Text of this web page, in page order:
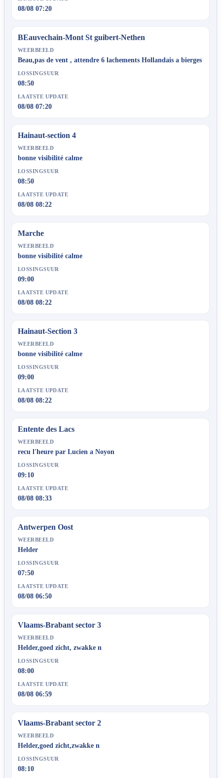
08/08 07:20
BEauvechain-Mont St guibert-Nethen
WEERBEELD
Beau,pas de vent , attendre 6 lachements Hollandais a bierges
LOSSINGSUUR
08:50
LAATSTE UPDATE
08/08 07:20
Hainaut-section 4
WEERBEELD
bonne visibilité calme
LOSSINGSUUR
08:50
LAATSTE UPDATE
08/08 08:22
Marche
WEERBEELD
bonne visibilité calme
LOSSINGSUUR
09:00
LAATSTE UPDATE
08/08 08:22
Hainaut-Section 3
WEERBEELD
bonne visibilité calme
LOSSINGSUUR
09:00
LAATSTE UPDATE
08/08 08:22
Entente des Lacs
WEERBEELD
recu l'heure par Lucien a Noyon
LOSSINGSUUR
09:10
LAATSTE UPDATE
08/08 08:33
Antwerpen Oost
WEERBEELD
Helder
LOSSINGSUUR
07:50
LAATSTE UPDATE
08/08 06:50
Vlaams-Brabant sector 3
WEERBEELD
Helder,goed zicht, zwakke n
LOSSINGSUUR
08:00
LAATSTE UPDATE
08/08 06:59
Vlaams-Brabant sector 2
WEERBEELD
Helder,goed zicht,zwakke n
LOSSINGSUUR
08:10